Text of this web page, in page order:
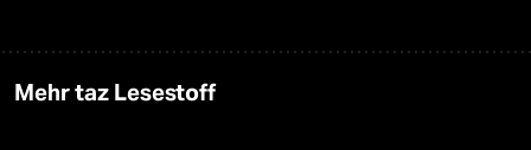
Mehr taz Lesestoff